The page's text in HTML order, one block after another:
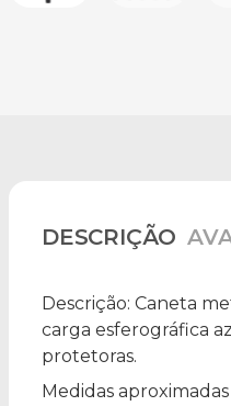
DESCRIÇÃO
Descrição: Caneta
carga esferográfica
protetoras.
Medidas